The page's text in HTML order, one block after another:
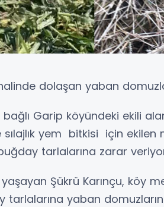
dolaşan yaban
bağlı Garip köyündeki ekili
yem bitkisi için ekilen
tarlalarına zarar
Şükrü Karınçu, köy
tarlalarına yaban